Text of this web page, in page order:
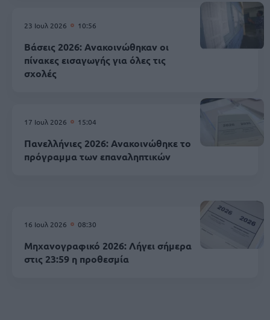
23 Ιουλ 2026 10:56
Βάσεις 2026: Ανακοινώθηκαν οι
πίνακες εισαγωγής για όλες τις
σχολές
17 Ιουλ 2026 15:04
Πανελλήνιες 2026: Ανακοινώθηκε το
πρόγραμμα των επαναληπτικών
16 Ιουλ 2026 08:30
Μηχανογραφικό 2026: Λήγει σήμερα
στις 23:59 η προθεσμία